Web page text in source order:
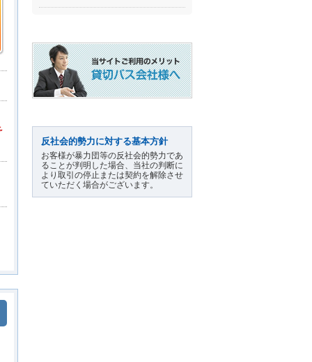
反社会的勢力に対する基本方針
お客様が暴力団等の反社会的勢力であ
ることが判明した場合、当社の判断に
より取引の停止または契約を解除させ
ていただく場合がございます。